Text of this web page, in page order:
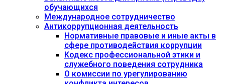
обучающихся
Международное сотрудничество
Антикоррупционная деятельность
Нормативные правовые и иные акты в
сфере противодействия коррупции
Кодекс профессиональной этики и
служебного поведения сотрудника
О комиссии по урегулированию